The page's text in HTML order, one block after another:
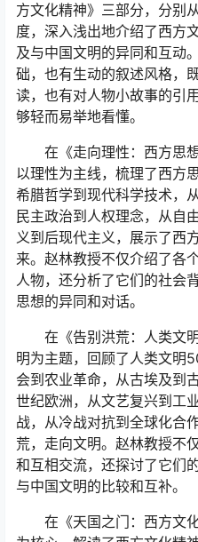
方文化精神》三部分，分别
度，深入浅出地介绍了西方
及与中国文明的异同和互动
础，也有生动的叙述风格，
读，也有对人物小故事的引
够轻而易举地看懂。
在《走向理性：西方思
以理性为主线，梳理了西方
希腊哲学到现代科学技术，
民主政治到人权理念，从自
义到后现代主义，展示了西
来。赵林教授不仅介绍了各
人物，还分析了它们的社会
思想的异同和对话。
在《告别洪荒：人类文
明为主题，回顾了人类文明
会到农业革命，从古埃及到
世纪欧洲，从文艺复兴到工
战，从冷战对抗到全球化合
荒，走向文明。赵林教授不
和互相交流，还探讨了它们
与中国文明的比较和互补。
在《天国之门：西方文